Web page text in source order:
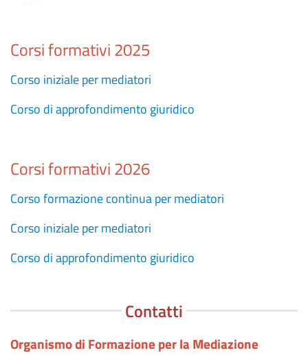
Corsi formativi 2025
Corso iniziale per mediatori
Corso di approfondimento giuridico
Corsi formativi 2026
Corso formazione continua per mediatori
Corso iniziale per mediatori
Corso di approfondimento giuridico
Contatti
Organismo di Formazione per la Mediazione